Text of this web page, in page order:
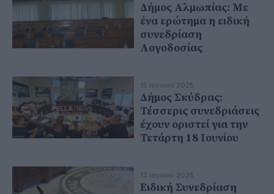
Δήμος Αλμωπίας: Με
ένα ερώτημα η ειδική
συνεδρίαση
Λογοδοσίας
15 Ιουνίου 2025
Δήμος Σκύδρας:
Τέσσερις συνεδριάσεις
έχουν οριστεί για την
Τετάρτη 18 Ιουνίου
13 Ιουνίου 2025
Ειδική Συνεδρίαση